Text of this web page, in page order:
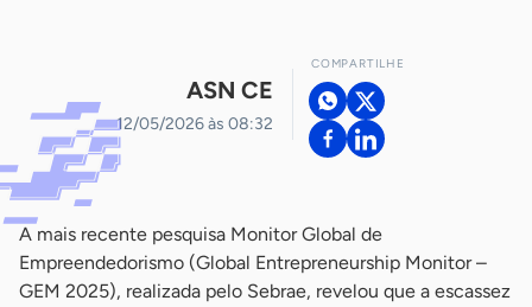
ASN CE
12/05/2026 às 08:32
COMPARTILHE
A mais recente pesquisa Monitor Global de
Empreendedorismo (Global Entrepreneurship Monitor –
GEM 2025), realizada pelo Sebrae, revelou que a escassez